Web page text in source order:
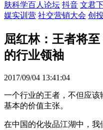
肤科学百人论坛 抖音 文君
媒实训营 社交营销大会 创
屈红林：王者将
的行业领袖
2017/09/04 13:41:04
一个行业的王者，不但应
基本的价值主张。
在中国的化妆品江湖中，